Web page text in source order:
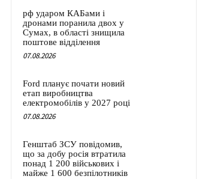
рф ударом КАБами і
дронами поранила двох у
Сумах, в області знищила
поштове відділення
07.08.2026
Ford планує почати новий
етап виробництва
електромобілів у 2027 році
07.08.2026
Генштаб ЗСУ повідомив,
що за добу росія втратила
понад 1 200 військових і
майже 1 600 безпілотників